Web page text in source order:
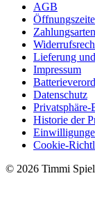
AGB
Zahlungsarten
Lieferung
Impressum
Datenschutz
Privatsphäre-
Historie der
Cookie-
© 2026 Timmi